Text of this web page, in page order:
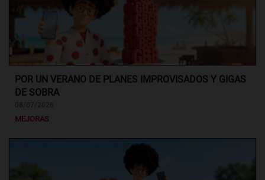
POR UN VERANO DE PLANES IMPROVISADOS Y GIGAS
DE SOBRA
MEJORAS